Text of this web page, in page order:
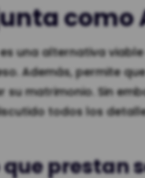
una alternativa
Además, permite
matrimonio. Sin
todos los
prestan